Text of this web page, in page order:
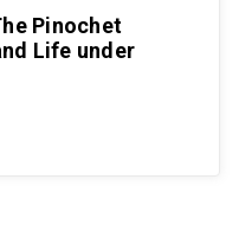
Pinochet
Life under